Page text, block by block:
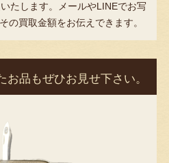
たします。メールやLINEでお写
の買取金額をお伝えできます。
お品もぜひお見せ下さい。